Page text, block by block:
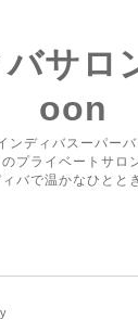
バサロ
oon
ンディバスーパー
のプライベートサロ
バで温かなひとと